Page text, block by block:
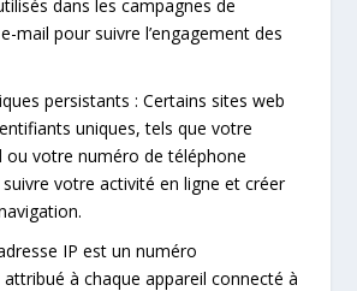
dans les campagnes de
mail pour suivre l’engagement des
persistants : Certains sites web
uniques, tels que votre
ou votre numéro de téléphone
votre activité en ligne et créer
IP est un numéro
attribué à chaque appareil connecté à